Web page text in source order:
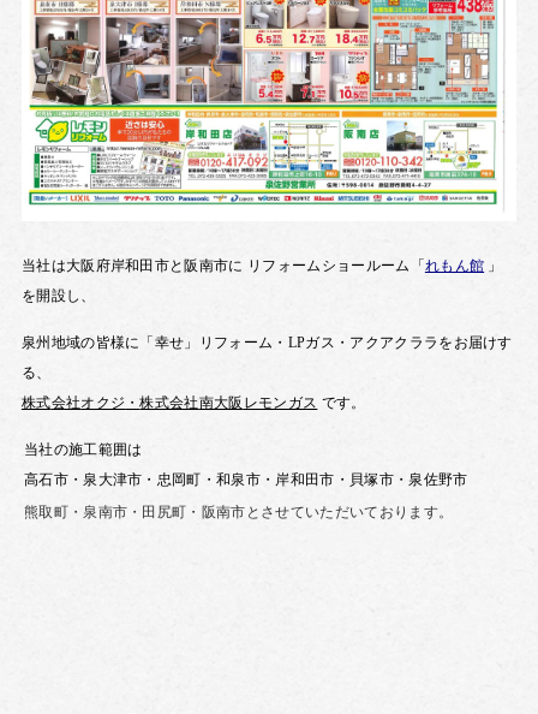
当社は大阪府岸和田市と阪南市に リフォームショールーム「 れもん館 」
を開設し、
泉州地域の皆様に「幸せ」リフォーム・ LPガス・ アクアクララを お届けす
る、
株式会社オクジ ・株式会社南大阪 レモンガス です。
当社の施工範囲は
高石市・泉大津市・忠岡町・和泉市・岸和田市・貝塚市・泉佐野市
熊取町・泉南市・田尻町・ 阪南市とさせていただいております。